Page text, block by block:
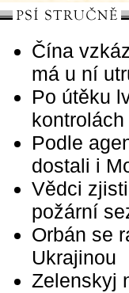
Čína
má u ní
Po útěku
Podle
dostali i
Vědci
požární
Orbán se
Ukrajinou
Zelenskyj